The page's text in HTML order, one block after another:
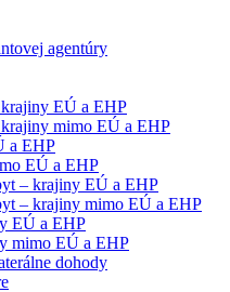
agentúry
EÚ a EHP
mimo EÚ a EHP
a EHP
EÚ a EHP
– krajiny EÚ a EHP
– krajiny mimo EÚ a EHP
EÚ a EHP
mimo EÚ a EHP
dohody